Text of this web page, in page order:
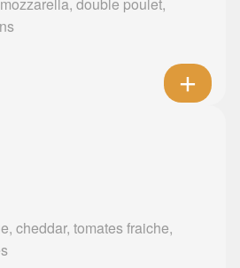
double poulet,
cheddar, tomates fraiche,